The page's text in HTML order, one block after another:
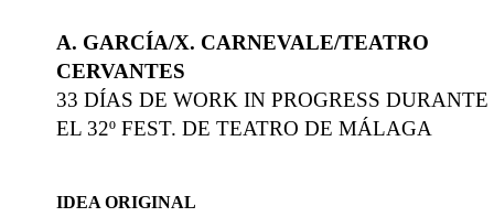
A. GARCÍA/X. CARNEVALE/TEATRO
CERVANTES
33 DÍAS DE WORK IN PROGRESS DURANTE
EL 32º FEST. DE TEATRO DE MÁLAGA
IDEA ORIGINAL